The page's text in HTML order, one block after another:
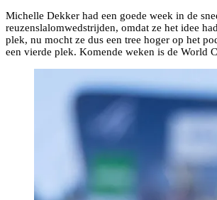
Michelle Dekker had een goede week in de
reuzenslalomwedstrijden, omdat ze het idee
plek, nu mocht ze dus een tree hoger op het
een vierde plek. Komende weken is de World